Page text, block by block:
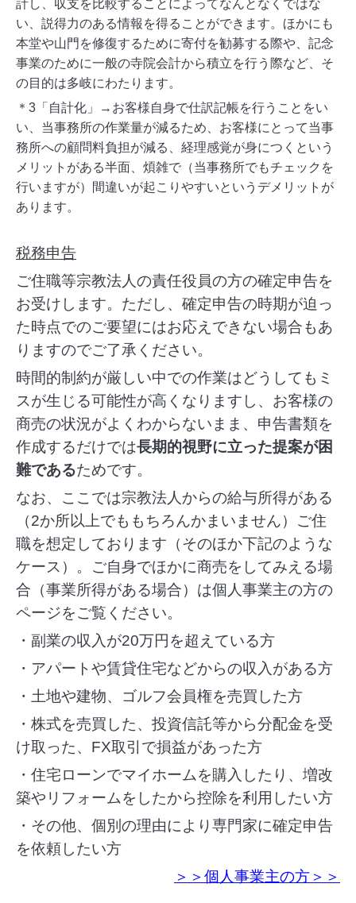
計し、収支を比較することによってなんとなくではな
い、説得力のある情報を得ることができます。ほかにも
本堂や山門を修復するために寄付を勧募する際や、記念
事業のために一般の寺院会計から積立を行う際など、そ
の目的は多岐にわたります。
＊3「自計化」→お客様自身で仕訳記帳を行うことをい
い、当事務所の作業量が減るため、お客様にとって当事
務所への顧問料負担が減る、経理感覚が身につくという
メリットがある半面、煩雑で（当事務所でもチェックを
行いますが）間違いが起こりやすいというデメリットが
あります。
税務申告
ご住職等宗教法人の責任役員の方の確定申告を
お受けします。ただし、確定申告の時期が迫っ
た時点でのご要望にはお応えできない場合もあ
りますのでご了承ください。
時間的制約が厳しい中での作業はどうしてもミ
スが生じる可能性が高くなりますし、お客様の
商売の状況がよくわからないまま、申告書類を
作成するだけでは長期的視野に立った提案が困
難であるためです。
なお、ここでは宗教法人からの給与所得がある
（2か所以上でももちろんかまいません）ご住
職を想定しております（そのほか下記のような
ケース）。ご自身でほかに商売をしてみえる場
合（事業所得がある場合）は個人事業主の方の
ページをご覧ください。
・副業の収入が20万円を超えている方
・アパートや賃貸住宅などからの収入がある方
・土地や建物、ゴルフ会員権を売買した方
・株式を売買した、投資信託等から分配金を受
け取った、FX取引で損益があった方
・住宅ローンでマイホームを購入したり、増改
築やリフォームをしたから控除を利用したい方
・その他、個別の理由により専門家に確定申告
を依頼したい方
＞＞個人事業主の方＞＞